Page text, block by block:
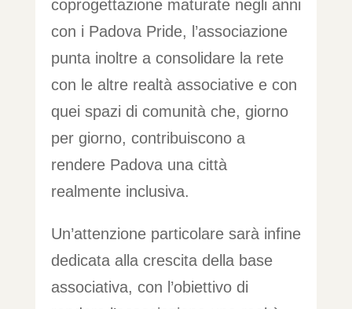
coprogettazione maturate negli anni
con i Padova Pride, l’associazione
punta inoltre a consolidare la rete
con le altre realtà associative e con
quei spazi di comunità che, giorno
per giorno, contribuiscono a
rendere Padova una città
realmente inclusiva.
Un’attenzione particolare sarà infine
dedicata alla crescita della base
associativa, con l’obiettivo di